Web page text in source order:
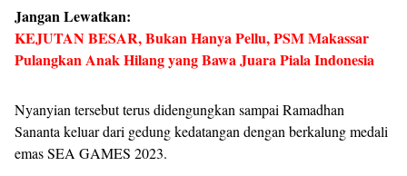
Jangan Lewatkan:
KEJUTAN BESAR, Bukan Hanya Pellu, PSM Makassar
Pulangkan Anak Hilang yang Bawa Juara Piala Indonesia
Nyanyian tersebut terus didengungkan sampai Ramadhan
Sananta keluar dari gedung kedatangan dengan berkalung medali
emas SEA GAMES 2023.